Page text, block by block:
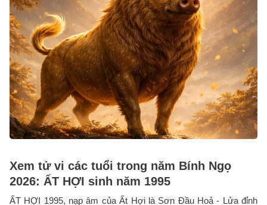
Xem tử vi các tuổi trong năm Bính Ngọ
2026: ẤT HỢI sinh năm 1995
ẤT HỢI 1995, nạp âm của Ất Hợi là Sơn Đầu Hoả - Lửa đỉnh